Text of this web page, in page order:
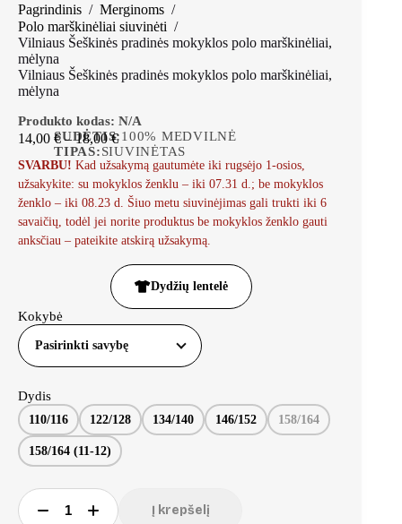
Pagrindinis / Merginoms /
Polo marškinėliai siuvinėti /
Vilniaus Šeškinės pradinės mokyklos polo marškinėliai,
mėlyna
Vilniaus Šeškinės pradinės mokyklos polo marškinėliai,
mėlyna
Produkto kodas: N/A
SUDĖTIS:100% MEDVILNĖ
TIPAS:SIUVINĖTAS
14,00 € – 18,00€
SVARBU! Kad užsakymą gautumėte iki rugsėjo 1-osios,
užsakykite: su mokyklos ženklu – iki 07.31 d.; be mokyklos
ženklo – iki 08.23 d. Šiuo metu siuvinėjimas gali trukti iki 6
savaičių, todėl jei norite produktus be mokyklos ženklo gauti
anksčiau – pateikite atskirą užsakymą.
Dydžių lentelė
Kokybė
Pasirinkti savybę
Dydis
110/116 122/128 134/140 146/152 158/164
158/164 (11-12)
Į krepšelį